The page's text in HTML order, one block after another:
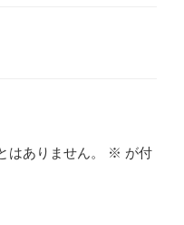
はありません。 ※ が付